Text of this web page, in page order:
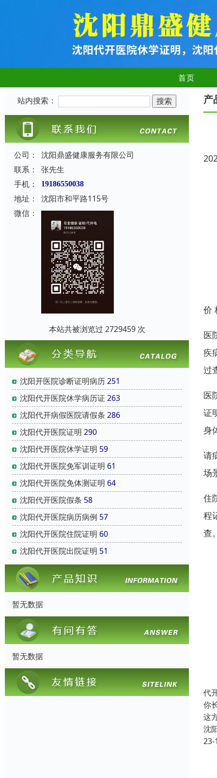
首页
站内搜索：
公司：
沈阳鼎盛健康服务有限公司
联系：
张先生
手机：
19186550038
地址：
沈阳市和平路115号
微信：
本站共被浏览过 2729459 次
沈阳开医院诊断证明病历251
沈阳代开医院休学病历证 263
沈阳代开病假医院请假条 286
沈阳代开医院证明 290
沈阳代开医院休学证明 59
沈阳代开医院免军训证明 61
沈阳代开医院免体测证明 64
沈阳代开医院假条 58
沈阳代开医院病历病例 57
沈阳代开医院住院证明 60
沈阳代开医院出院证明 51
暂无数据
暂无数据
产
价
医
疾
过
医
证
身
请
场
住
程
查
代
你
这
沈
23-